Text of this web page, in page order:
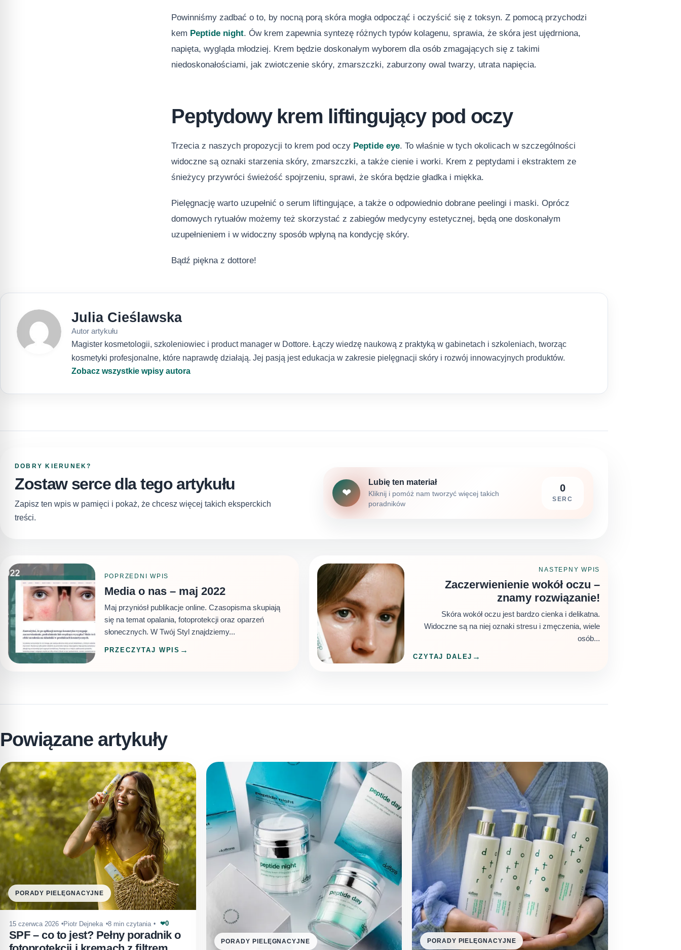
Powinniśmy zadbać o to, by nocną porą skóra mogła odpocząć i oczyścić się z toksyn. Z pomocą przychodzi
kem Peptide night. Ów krem zapewnia syntezę różnych typów kolagenu, sprawia, że skóra jest ujędrniona,
napięta, wygląda młodziej. Krem będzie doskonałym wyborem dla osób zmagających się z takimi
niedoskonałościami, jak zwiotczenie skóry, zmarszczki, zaburzony owal twarzy, utrata napięcia.
Peptydowy krem liftingujący pod oczy
Trzecia z naszych propozycji to krem pod oczy Peptide eye. To właśnie w tych okolicach w szczególności
widoczne są oznaki starzenia skóry, zmarszczki, a także cienie i worki. Krem z peptydami i ekstraktem ze
śnieżycy przywróci świeżość spojrzeniu, sprawi, że skóra będzie gładka i miękka.
Pielęgnację warto uzupełnić o serum liftingujące, a także o odpowiednio dobrane peelingi i maski. Oprócz
domowych rytuałów możemy też skorzystać z zabiegów medycyny estetycznej, będą one doskonałym
uzupełnieniem i w widoczny sposób wpłyną na kondycję skóry.
Bądź piękna z dottore!
Julia Cieślawska
Autor artykułu
Magister kosmetologii, szkoleniowiec i product manager w Dottore. Łączy wiedzę naukową z praktyką w gabinetach i szkoleniach, tworząc
kosmetyki profesjonalne, które naprawdę działają. Jej pasją jest edukacja w zakresie pielęgnacji skóry i rozwój innowacyjnych produktów.
Zobacz wszystkie wpisy autora
DOBRY KIERUNEK?
Zostaw serce dla tego artykułu
Zapisz ten wpis w pamięci i pokaż, że chcesz więcej takich eksperckich
treści.
❤
Lubię ten materiał
Kliknij i pomóż nam tworzyć więcej takich
poradników
0
SERC
POPRZEDNI WPIS
Media o nas – maj 2022
Maj przyniósł publikacje online. Czasopisma skupiają
się na temat opalania, fotoprotekcji oraz oparzeń
słonecznych. W Twój Styl znajdziemy...
PRZECZYTAJ WPIS
NASTEPNY WPIS
Zaczerwienienie wokół oczu –
znamy rozwiązanie!
Skóra wokół oczu jest bardzo cienka i delikatna.
Widoczne są na niej oznaki stresu i zmęczenia, wiele
osób...
CZYTAJ DALEJ
Powiązane artykuły
PORADY PIELĘGNACYJNE
15 czerwca 2026 Piotr Dejneka 8 min czytania ❤0
SPF – co to jest? Pełny poradnik o
PORADY PIELĘGNACYJNE PORADY PIELĘGNACYJNE